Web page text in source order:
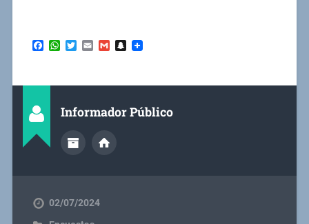
Facebook
WhatsApp
Twitter
EmailGmailSnapchat
Informador Público
02/07/2024